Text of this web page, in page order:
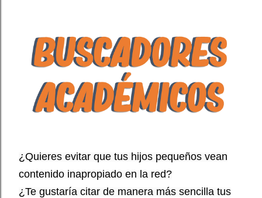
¿Quieres evitar que tus hijos pequeños vean
contenido inapropiado en la red?
¿Te gustaría citar de manera más sencilla tus